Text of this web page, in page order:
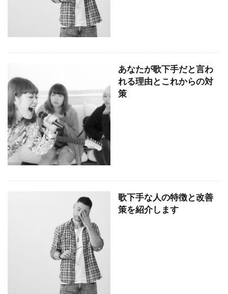
あなたが歌下手だと言わ
れる理由とこれからの対
策
歌下手な人の特徴と改善
策を紹介します